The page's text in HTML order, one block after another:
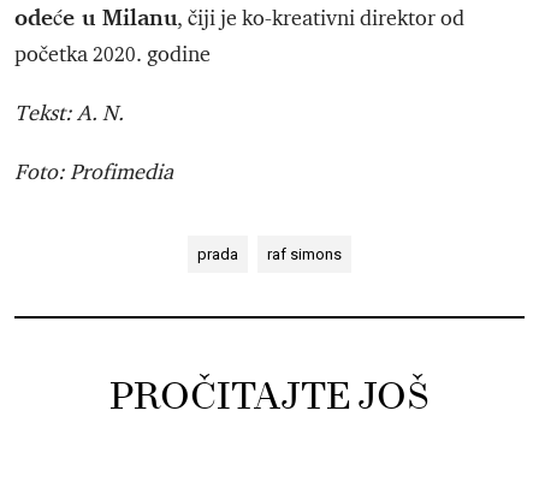
odeće u Milanu, čiji je ko-kreativni direktor od
početka 2020. godine
Tekst: A. N.
Foto: Profimedia
prada raf simons
PROČITAJTE JOŠ